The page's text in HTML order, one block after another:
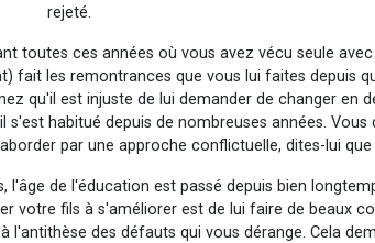
rejeté.
toutes ces années où vous avez vécu seule
fait les remontrances que vous lui faites depuis
qu'il est injuste de lui demander de changer en
s'est habitué depuis de nombreuses années.
par une approche conflictuelle, dites-lui
l'âge de l'éducation est passé depuis bien
votre fils à s'améliorer est de lui faire de beaux
l'antithèse des défauts qui vous dérange. Cela